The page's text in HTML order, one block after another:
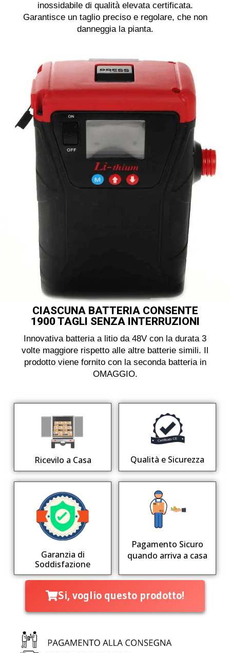
inossidabile di qualità elevata certificata.
Garantisce un taglio preciso e regolare, che non
danneggia la pianta.
CIASCUNA BATTERIA CONSENTE
1900 TAGLI SENZA INTERRUZIONI
Innovativa batteria a litio da 48V con la durata 3
volte maggiore rispetto alle altre batterie simili. Il
prodotto viene fornito con la seconda batteria in
OMAGGIO.
Ricevilo a Casa Qualità e Sicurezza
Garanzia di
Soddisfazione
Pagamento Sicuro
quando arriva a casa
Si, voglio questo prodotto!